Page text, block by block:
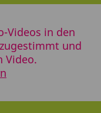
Videos in den
und
Video.